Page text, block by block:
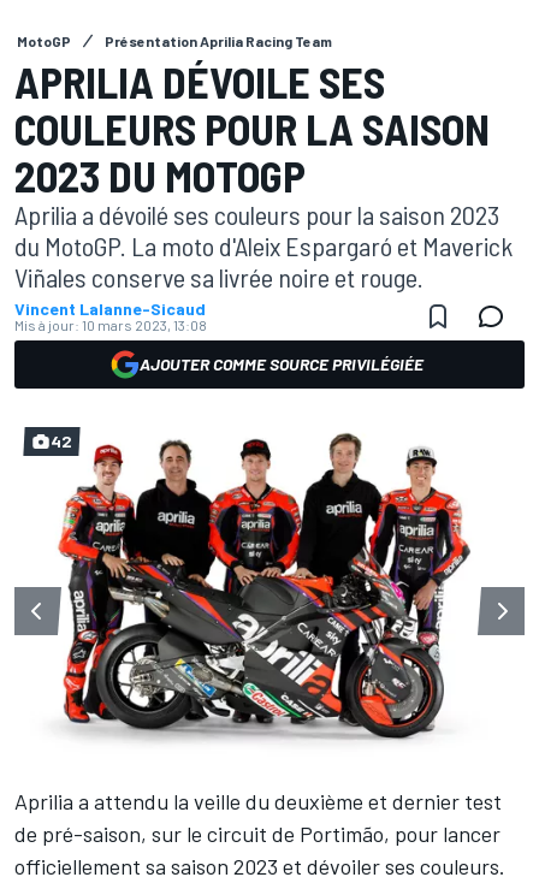
MotoGP Présentation Aprilia Racing Team
APRILIA DÉVOILE SES
COULEURS POUR LA SAISON
2023 DU MOTOGP
Aprilia a dévoilé ses couleurs pour la saison 2023
du MotoGP. La moto d'Aleix Espargaró et Maverick
Viñales conserve sa livrée noire et rouge.
Vincent Lalanne-Sicaud
Mis à jour: 10 mars 2023, 13:08
AJOUTER COMME SOURCE PRIVILÉGIÉE
42
Aprilia a attendu la veille du deuxième et dernier test
de pré-saison, sur le circuit de Portimão, pour lancer
officiellement sa saison 2023 et dévoiler ses couleurs.